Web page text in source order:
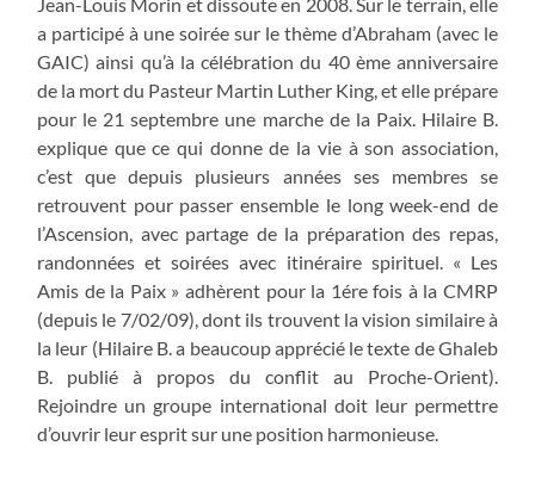
a participé à une soirée sur le thème d’Abraham (avec le
GAIC) ainsi qu’à la célébration du 40 ème anniversaire
de la mort du Pasteur Martin Luther King, et elle prépare
pour le 21 septembre une marche de la Paix. Hilaire B.
explique que ce qui donne de la vie à son association,
c’est que depuis plusieurs années ses membres se
retrouvent pour passer ensemble le long week-end de
l’Ascension, avec partage de la préparation des repas,
randonnées et soirées avec itinéraire spirituel. « Les
Amis de la Paix » adhèrent pour la 1ére fois à la CMRP
(depuis le 7/02/09), dont ils trouvent la vision similaire à
la leur (Hilaire B. a beaucoup apprécié le texte de Ghaleb
B. publié à propos du conflit au Proche-Orient).
Rejoindre un groupe international doit leur permettre
d’ouvrir leur esprit sur une position harmonieuse.